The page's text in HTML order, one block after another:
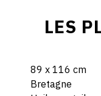
LES
89 x 116 cm
Bretagne